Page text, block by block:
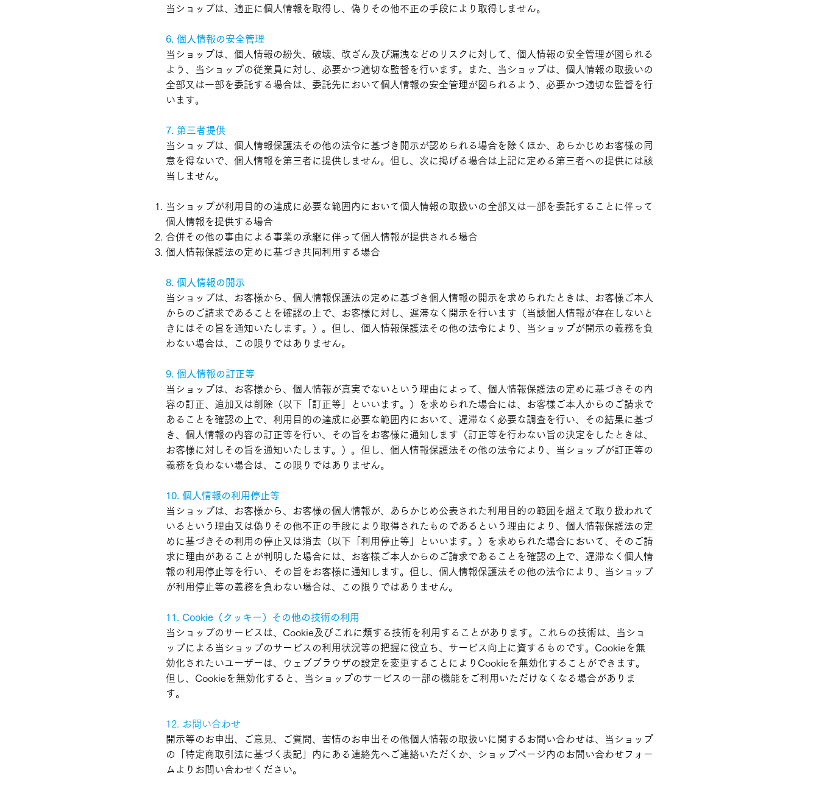
当ショップは、適正に個人情報を取得し、偽りその他不正の手段により取得しません。
6. 個人情報の安全管理
当ショップは、個人情報の紛失、破壊、改ざん及び漏洩などのリスクに対して、個人情報の安全管理が図られる
よう、当ショップの従業員に対し、必要かつ適切な監督を行います。また、当ショップは、個人情報の取扱いの
全部又は一部を委託する場合は、委託先において個人情報の安全管理が図られるよう、必要かつ適切な監督を行
います。
7. 第三者提供
当ショップは、個人情報保護法その他の法令に基づき開示が認められる場合を除くほか、あらかじめお客様の同
意を得ないで、個人情報を第三者に提供しません。但し、次に掲げる場合は上記に定める第三者への提供には該
当しません。
当ショップが利用目的の達成に必要な範囲内において個人情報の取扱いの全部又は一部を委託することに伴って
個人情報を提供する場合
合併その他の事由による事業の承継に伴って個人情報が提供される場合
個人情報保護法の定めに基づき共同利用する場合
8. 個人情報の開示
当ショップは、お客様から、個人情報保護法の定めに基づき個人情報の開示を求められたときは、お客様ご本人
からのご請求であることを確認の上で、お客様に対し、遅滞なく開示を行います（当該個人情報が存在しないと
きにはその旨を通知いたします。）。但し、個人情報保護法その他の法令により、当ショップが開示の義務を負
わない場合は、この限りではありません。
9. 個人情報の訂正等
当ショップは、お客様から、個人情報が真実でないという理由によって、個人情報保護法の定めに基づきその内
容の訂正、追加又は削除（以下「訂正等」といいます。）を求められた場合には、お客様ご本人からのご請求で
あることを確認の上で、利用目的の達成に必要な範囲内において、遅滞なく必要な調査を行い、その結果に基づ
き、個人情報の内容の訂正等を行い、その旨をお客様に通知します（訂正等を行わない旨の決定をしたときは、
お客様に対しその旨を通知いたします。）。但し、個人情報保護法その他の法令により、当ショップが訂正等の
義務を負わない場合は、この限りではありません。
10. 個人情報の利用停止等
当ショップは、お客様から、お客様の個人情報が、あらかじめ公表された利用目的の範囲を超えて取り扱われて
いるという理由又は偽りその他不正の手段により取得されたものであるという理由により、個人情報保護法の定
めに基づきその利用の停止又は消去（以下「利用停止等」といいます。）を求められた場合において、そのご請
求に理由があることが判明した場合には、お客様ご本人からのご請求であることを確認の上で、遅滞なく個人情
報の利用停止等を行い、その旨をお客様に通知します。但し、個人情報保護法その他の法令により、当ショップ
が利用停止等の義務を負わない場合は、この限りではありません。
11. Cookie（クッキー）その他の技術の利用
当ショップのサービスは、Cookie及びこれに類する技術を利用することがあります。これらの技術は、当ショ
ップによる当ショップのサービスの利用状況等の把握に役立ち、サービス向上に資するものです。Cookieを無
効化されたいユーザーは、ウェブブラウザの設定を変更することによりCookieを無効化することができます。
但し、Cookieを無効化すると、当ショップのサービスの一部の機能をご利用いただけなくなる場合がありま
す。
12. お問い合わせ
開示等のお申出、ご意見、ご質問、苦情のお申出その他個人情報の取扱いに関するお問い合わせは、当ショップ
の「特定商取引法に基づく表記」内にある連絡先へご連絡いただくか、ショップページ内のお問い合わせフォー
ムよりお問い合わせください。